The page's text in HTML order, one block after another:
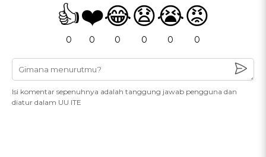
👍
0
❤️
0
😂
0
😧
0
😭
0
😡
0
Isi komentar sepenuhnya adalah tanggung jawab pengguna dan
diatur dalam UU ITE